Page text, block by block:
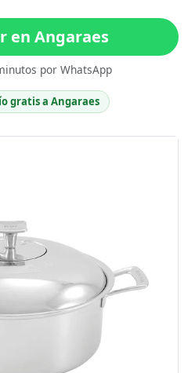
en Angaraes
por WhatsApp
gratis a Angaraes